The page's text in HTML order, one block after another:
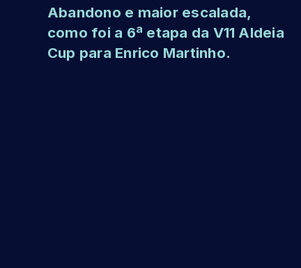
Abandono e maior escalada,
como foi a 6ª etapa da V11 Aldeia
Cup para Enrico Martinho.